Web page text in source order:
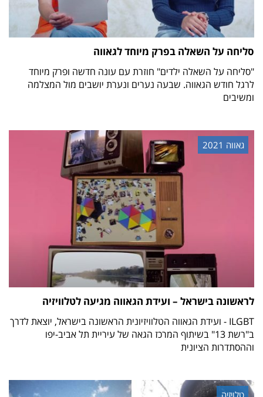
סליחה על השאלה בפרק מיוחד לגאווה
"סליחה על השאלה ילדים" חוזרת עם עונה חדשה ופרק מיוחד
לרגל חודש הגאווה. שבעה נערים ונערת יושבים מול המצלמה
ומשיבים
גאווה 2021
לראשונה בישראל – ועידת הגאווה מגיעה לטלוויזיה
ILGBT - ועידת הגאווה הטלוויזיונית הראשונה בישראל, יוצאת לדרך
ב"רשת 13" בשיתוף המרכז הגאה של עיריית תל אביב-יפו
וההסתדרות הציונית
טלויזיה